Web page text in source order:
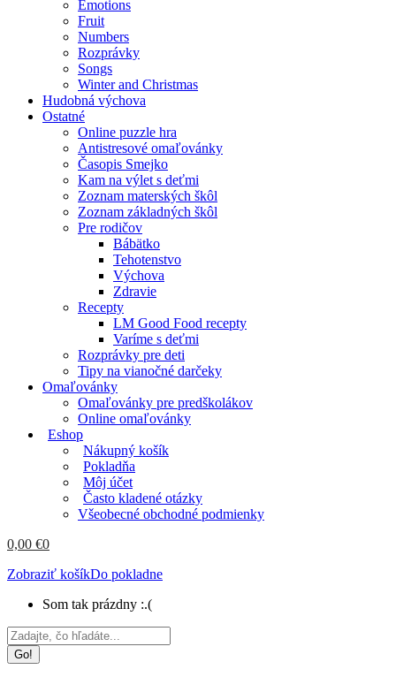
Emotions
Fruit
Numbers
Rozprávky
Songs
Winter and Christmas
Hudobná výchova
Ostatné
Online puzzle hra
Antistresové omaľovánky
Časopis Smejko
Kam na výlet s deťmi
Zoznam materských škôl
Zoznam základných škôl
Pre rodičov
Bábätko
Tehotenstvo
Výchova
Zdravie
Recepty
LM Good Food recepty
Varíme s deťmi
Rozprávky pre deti
Tipy na vianočné darčeky
Omaľovánky
Omaľovánky pre predškolákov
Online omaľovánky
Eshop
Nákupný košík
Pokladňa
Môj účet
Často kladené otázky
Všeobecné obchodné podmienky
0,00 €0
Zobraziť košíkDo pokladne
Som tak prázdny :.(
Search: